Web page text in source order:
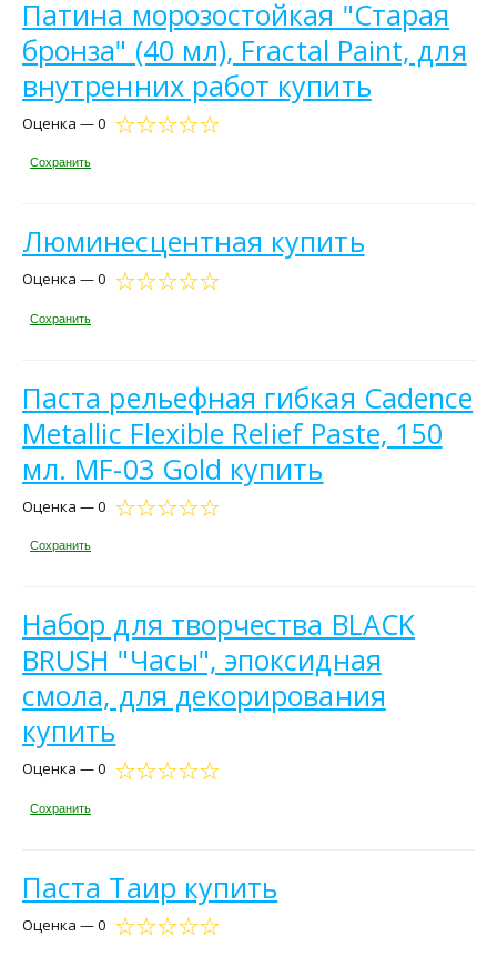
Патина морозостойкая "Старая
бронза" (40 мл), Fractal Paint, для
внутренних работ купить
Оценка — 0
Сохранить
Люминесцентная купить
Оценка — 0
Сохранить
Паста рельефная гибкая Cadence
Metallic Flexible Relief Paste, 150
мл. MF-03 Gold купить
Оценка — 0
Сохранить
Набор для творчества BLACK
BRUSH "Часы", эпоксидная
смола, для декорирования
купить
Оценка — 0
Сохранить
Паста Таир купить
Оценка — 0